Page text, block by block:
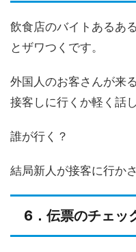
飲食店のバイトあるあ
とザワつくです。
外国人のお客さんが来
接客しに行くか軽く話
誰が行く？
結局新人が接客に行か
6．伝票のチェッ